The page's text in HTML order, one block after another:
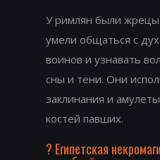
У римлян были
умели общаться с
воинов и узнавать
сны и тени. Они
заклинания и
костей павших.
?️ Египетская